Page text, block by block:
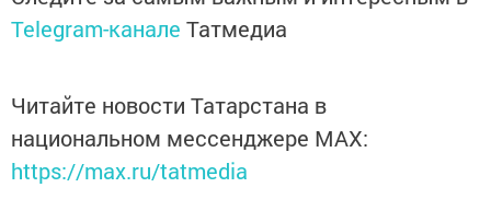
Telegram-канале Татмедиа
Читайте новости Татарстана в
национальном мессенджере MАХ:
https://max.ru/tatmedia